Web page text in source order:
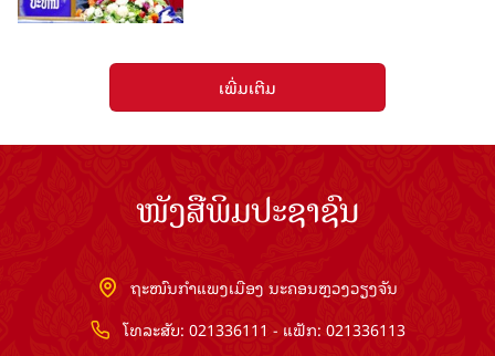
ເພີ່ມເຕີມ
ໜັງສືພິມປະຊາຊົນ
ຖະໜົນກຳແພງເມືອງ ນະຄອນຫຼວງວຽງຈັນ
ໂທລະສັບ: 021336111 - ແຟັກ: 021336113